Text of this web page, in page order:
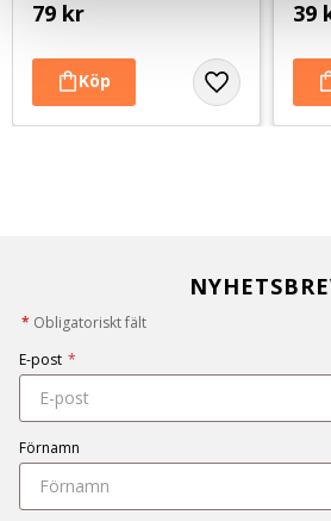
79 kr 39
* Obligatoriskt fält
E-post *
Förnamn